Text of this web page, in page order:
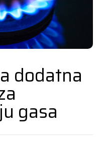
dodatna
gasa